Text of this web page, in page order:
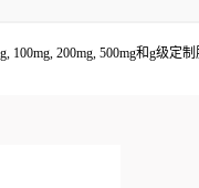
200mg, 500mg和g级